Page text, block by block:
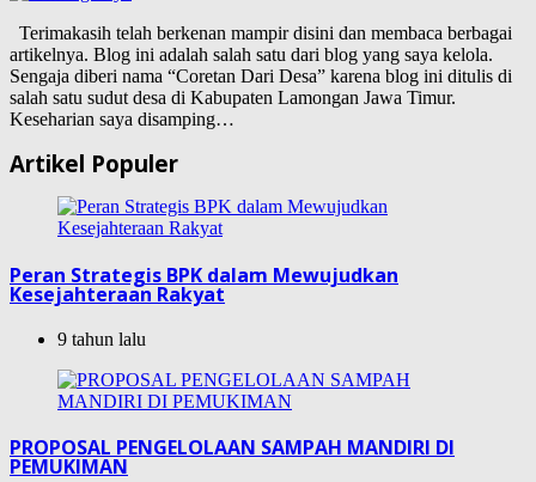
Terimakasih telah berkenan mampir disini dan membaca berbagai
artikelnya. Blog ini adalah salah satu dari blog yang saya kelola.
Sengaja diberi nama “Coretan Dari Desa” karena blog ini ditulis di
salah satu sudut desa di Kabupaten Lamongan Jawa Timur.
Keseharian saya disamping…
Artikel Populer
Peran Strategis BPK dalam Mewujudkan
Kesejahteraan Rakyat
9 tahun lalu
PROPOSAL PENGELOLAAN SAMPAH MANDIRI DI
PEMUKIMAN